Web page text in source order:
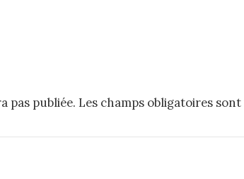
pas publiée. Les champs obligatoires